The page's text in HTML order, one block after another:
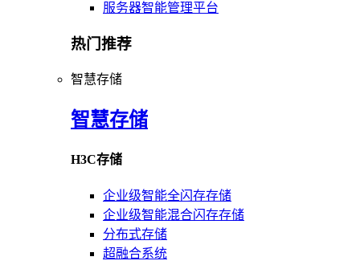
服务器智能管理平台
热门推荐
智慧存储
智慧存储
H3C存储
企业级智能全闪存存储
企业级智能混合闪存存储
分布式存储
超融合系统